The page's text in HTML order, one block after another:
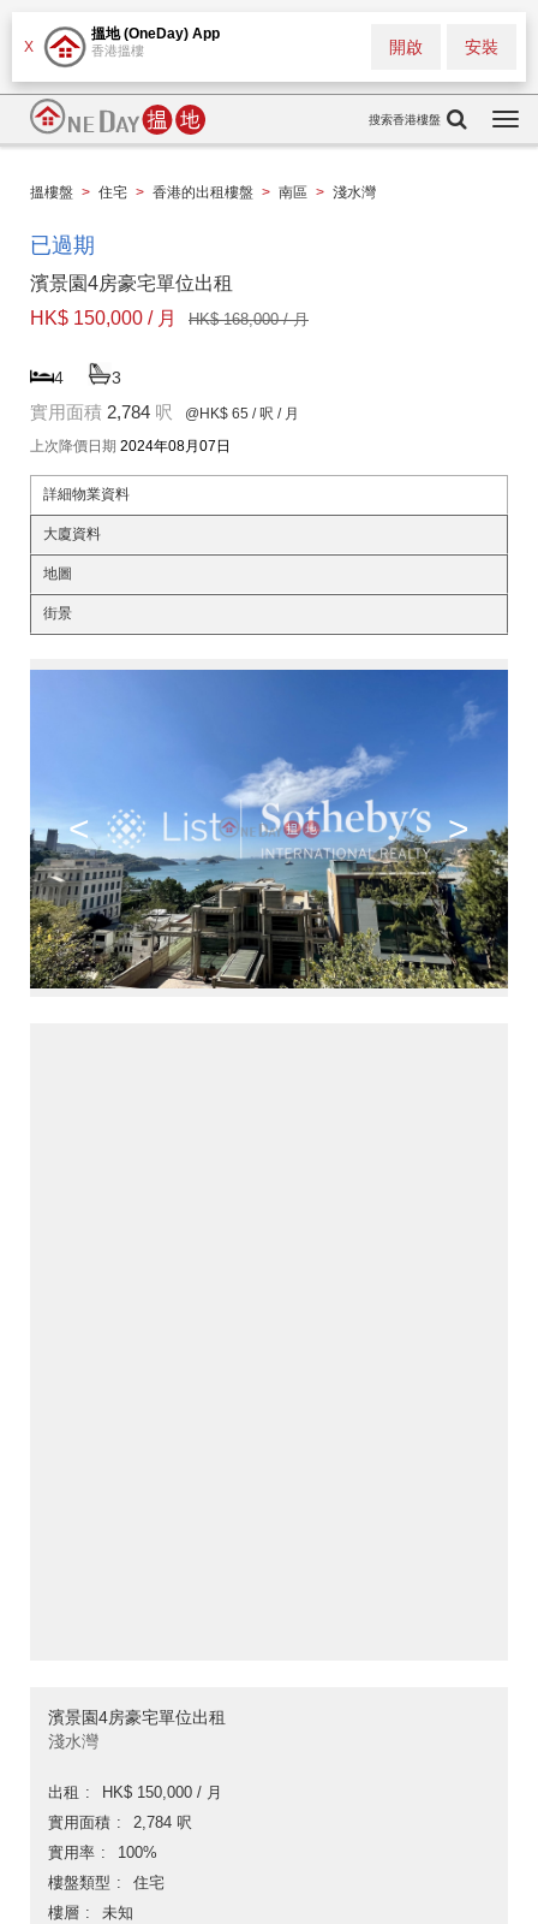
X
搵地 (OneDay) App
香港搵樓 安裝
開啟
搜索香港樓盤
搵樓盤 > 住宅 > 香港的出租樓盤 > 南區 > 淺水灣
已過期
濱景園4房豪宅單位出租
HK$ 150,000 / 月
HK$ 168,000 / 月
4 3
實用面積 2,784 呎 @HK$ 65 / 呎 / 月
上次降價日期 2024年08月07日
詳細物業資料
大廈資料
地圖
街景
< >
濱景園4房豪宅單位出租
淺水灣
出租
HK$ 150,000 / 月
實用面積
2,784 呎
實用率
100%
樓盤類型
住宅
樓層
未知